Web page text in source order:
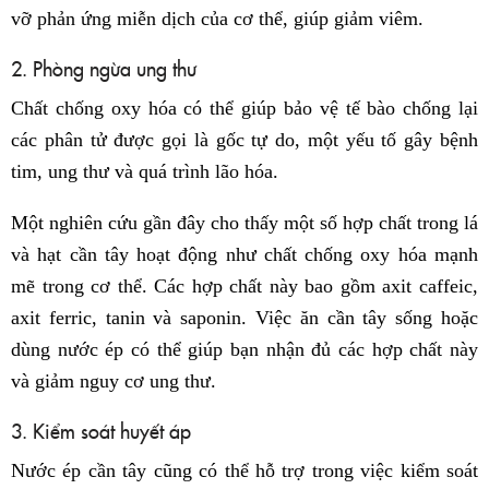
vỡ phản ứng miễn dịch của cơ thể, giúp giảm viêm.
2. Phòng ngừa ung thư
Chất chống oxy hóa có thể giúp bảo vệ tế bào chống lại
các phân tử được gọi là gốc tự do, một yếu tố gây bệnh
tim, ung thư và quá trình lão hóa.
Một nghiên cứu gần đây cho thấy một số hợp chất trong lá
và hạt cần tây hoạt động như chất chống oxy hóa mạnh
mẽ trong cơ thể. Các hợp chất này bao gồm axit caffeic,
axit ferric, tanin và saponin. Việc ăn cần tây sống hoặc
dùng nước ép có thể giúp bạn nhận đủ các hợp chất này
và giảm nguy cơ ung thư.
3. Kiểm soát huyết áp
Nước ép cần tây cũng có thể hỗ trợ trong việc kiểm soát